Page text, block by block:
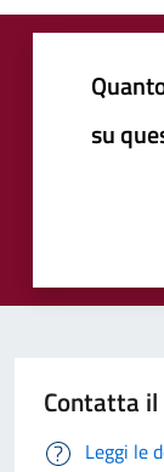
su
Contatta
Leggi le